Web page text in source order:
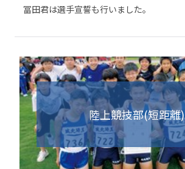
冨田君は選手宣誓も行いました。
陸上競技部(短距離)